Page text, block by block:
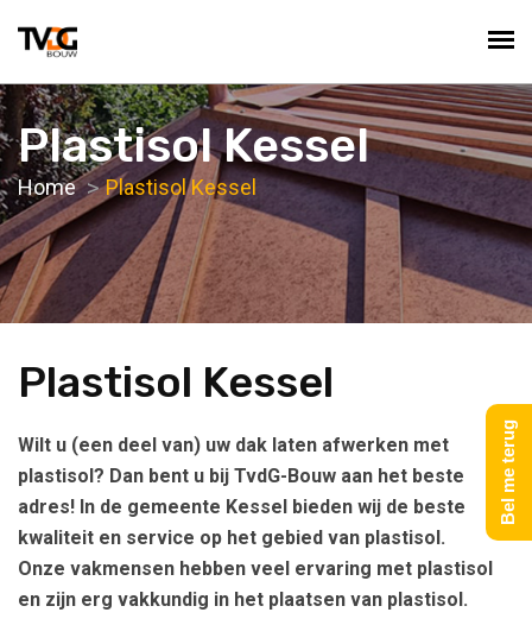
Plastisol Kessel
Home Plastisol Kessel
Plastisol Kessel
Wilt u (een deel van) uw dak laten afwerken met
plastisol? Dan bent u bij TvdG-Bouw aan het beste
adres! In de gemeente Kessel bieden wij de beste
kwaliteit en service op het gebied van plastisol.
Onze vakmensen hebben veel ervaring met plastisol
en zijn erg vakkundig in het plaatsen van plastisol.
Bel me terug